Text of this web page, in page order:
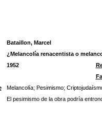
Bataillon, Marcel
¿Melancolía renacentista o
1952
Melancolía; Pesimismo;
El pesimismo de la obra podría